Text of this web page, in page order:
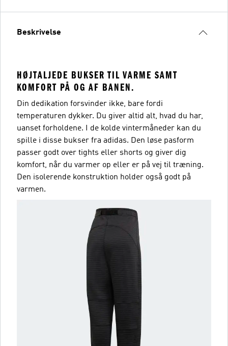
Beskrivelse
HØJTALJEDE BUKSER TIL VARME SAMT
KOMFORT PÅ OG AF BANEN.
Din dedikation forsvinder ikke, bare fordi
temperaturen dykker. Du giver altid alt, hvad du har,
uanset forholdene. I de kolde vintermåneder kan du
spille i disse bukser fra adidas. Den løse pasform
passer godt over tights eller shorts og giver dig
komfort, når du varmer op eller er på vej til træning.
Den isolerende konstruktion holder også godt på
varmen.